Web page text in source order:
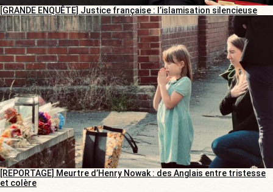
[GRANDE ENQUÊTE] Justice française : l’islamisation silencieuse
[REPORTAGE] Meurtre d’Henry Nowak : des Anglais entre tristesse
et colère